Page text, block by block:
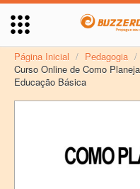
Página Inicial / Pedagogia /
Curso Online de Como
Educação Básica